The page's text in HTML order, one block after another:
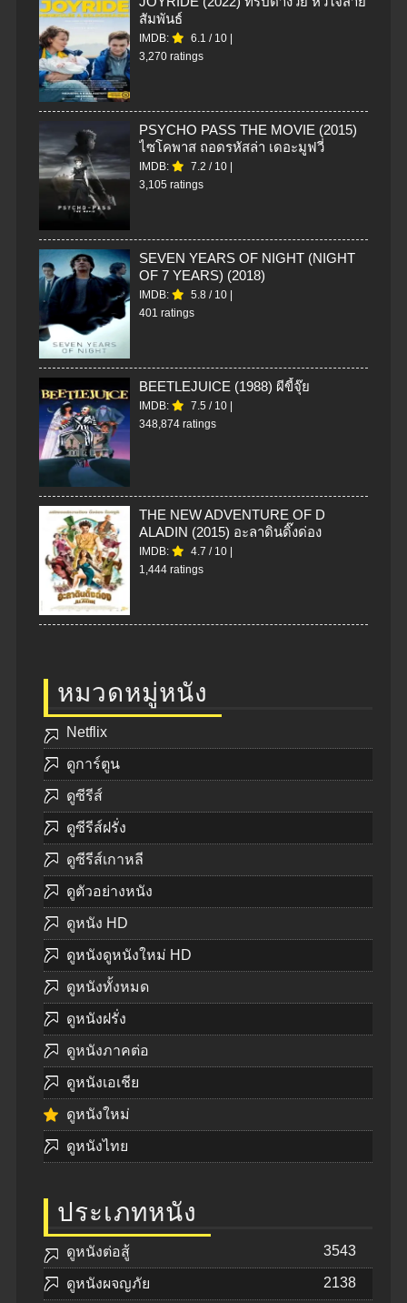
สัมพันธ์
IMDB: 6.1 / 10
3,270 ratings
PSYCHO PASS THE MOVIE (2015)
ไซโคพาส ถอดรหัสล่า เดอะมูฟวี่
IMDB: 7.2 / 10
3,105 ratings
SEVEN YEARS OF NIGHT (NIGHT
OF 7 YEARS) (2018)
IMDB: 5.8 / 10
401 ratings
BEETLEJUICE (1988) ผีขี้จุ๊ย
IMDB: 7.5 / 10
348,874 ratings
THE NEW ADVENTURE OF D
ALADIN (2015) อะลาดินดิ๊งด่อง
IMDB: 4.7 / 10
1,444 ratings
หมวดหมู่หนัง
Netflix
ดูการ์ตูน
ดูซีรีส์
ดูซีรีส์ฝรั่ง
ดูซีรีส์เกาหลี
ดูตัวอย่างหนัง
ดูหนัง HD
ดูหนังดูหนังใหม่ HD
ดูหนังทั้งหมด
ดูหนังฝรั่ง
ดูหนังภาคต่อ
ดูหนังเอเชีย
ดูหนังใหม่
ดูหนังไทย
ประเภทหนัง
ดูหนังต่อสู้ 3543
ดูหนังผจญภัย 2138